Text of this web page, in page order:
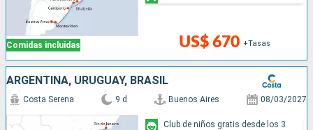
Comidas incluidas US$ 670 +Tasas
ARGENTINA, URUGUAY, BRASIL
Costa Serena 9 d Buenos Aires 08/03/2027
Club de niños gratis desde los 3